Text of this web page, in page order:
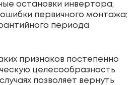
остановки инвертора;
первичного монтажа;
периода
признаков постепенно
целесообразность
позволяет вернуть